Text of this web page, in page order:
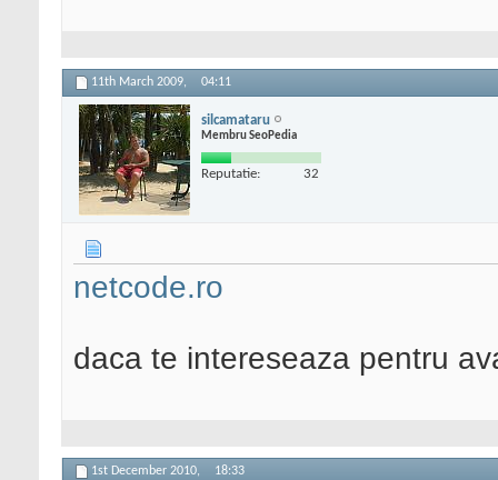
11th March 2009, 04:11
silcamataru
Membru SeoPedia
Reputatie: 32
netcode.ro
daca te intereseaza pentru
1st December 2010, 18:33